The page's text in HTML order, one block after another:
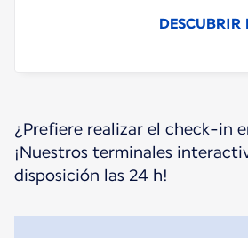
¿Prefiere realizar el check-in
¡Nuestros terminales
disposición las 24 h!